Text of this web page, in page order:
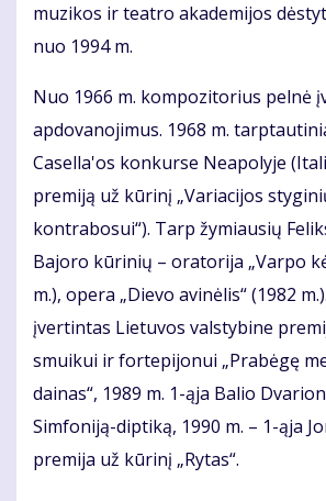
muzikos ir teatro akademijos
nuo 1994 m.
Nuo 1966 m. kompozitorius pelnė
apdovanojimus. 1968 m.
Casella'os konkurse Neapolyje
premiją už kūrinį „Variacijos
kontrabosui“). Tarp žymiausių
Bajoro kūrinių – oratorija „Varpo
m.), opera „Dievo avinėlis“ (1982
įvertintas Lietuvos valstybine
smuikui ir fortepijonui „Prabėgę
dainas“, 1989 m. 1-ąja Balio
Simfoniją-diptiką, 1990 m. – 1-ąja
premija už kūrinį „Rytas“.